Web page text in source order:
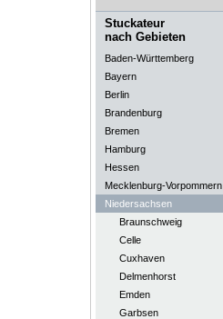
Stuckateur
nach Gebieten
Baden-Württemberg
Bayern
Berlin
Brandenburg
Bremen
Hamburg
Hessen
Mecklenburg-Vorpommern
Niedersachsen
Braunschweig
Celle
Cuxhaven
Delmenhorst
Emden
Garbsen